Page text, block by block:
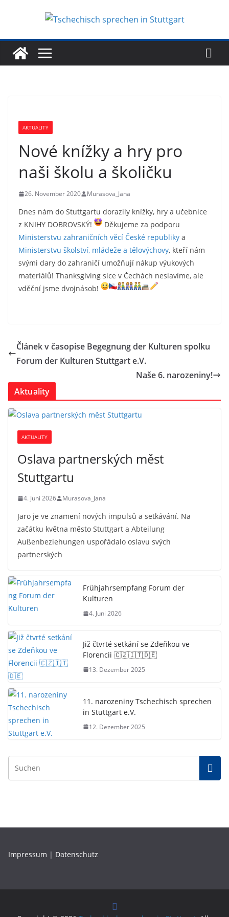
AKTUALITY
Nové knížky a hry pro
naši školu a školičku
26. November 2020 Murasova_Jana
Dnes nám do Stuttgartu dorazily knížky, hry a učebnice
z KNIHY DOBROVSKÝ!
Děkujeme za podporu
Ministerstvu zahraničních věcí České republiky a
Ministerstvu školství, mládeže a tělovýchovy, kteří nám
svými dary do zahraničí umožňují nákup výukových
materiálů! Thanksgiving sice v Čechách neslavíme, ale
vděční jsme dvojnásob!
Článek v časopise Begegnung der Kulturen spolku
Forum der Kulturen Stuttgart e.V.
Naše 6. narozeniny!
Aktuality
AKTUALITY
Oslava partnerských měst
Stuttgartu
4. Juni 2026 Murasova_Jana
Jaro je ve znamení nových impulsů a setkávání. Na
začátku května město Stuttgart a Abteilung
Außenbeziehungen uspořádalo oslavu svých
partnerských
Frühjahrsempfang Forum der
Kulturen
4. Juni 2026
Již čtvrté setkání se Zdeňkou ve
Florencii 🇨🇿🇮🇹🇩🇪
13. Dezember 2025
11. narozeniny Tschechisch sprechen
in Stuttgart e.V.
12. Dezember 2025
Impressum | Datenschutz